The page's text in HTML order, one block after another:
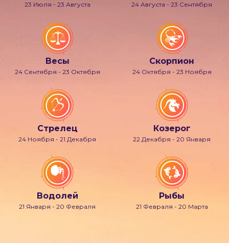
23 Июля - 23 Августа 24 Августа - 23 Сентября
Весы
24 Сентября - 23 Октября
Скорпион
24 Октября - 23 Ноября
Стрелец
24 Ноября - 21 Декабря
Козерог
22 Декабря - 20 Января
Водолей
21 Января - 20 Февраля
Рыбы
21 Февраля - 20 Марта